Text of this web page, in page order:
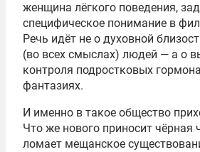
женщина лёгкого поведения,
специфическое понимание в
Речь идёт не о духовной
(во всех смыслах) людей — а о
контроля подростковых
фантазиях.
И именно в такое общество
Что же нового приносит чёрная
ломает мещанское